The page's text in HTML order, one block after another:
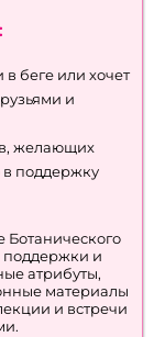
в беге или хочет
и
желающих
поддержку
Ботанического
поддержки и
атрибуты,
материалы
и встречи